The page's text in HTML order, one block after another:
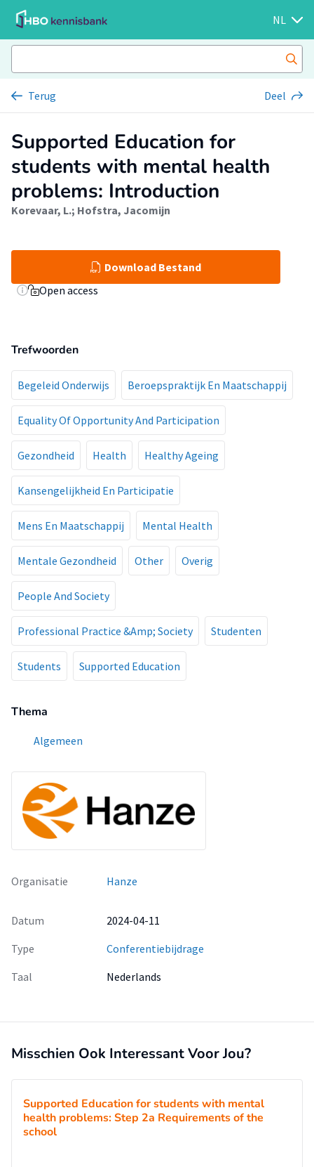
NL
Terug Deel
Supported Education for
students with mental health
problems: Introduction
Korevaar, L.; Hofstra, Jacomijn
Download Bestand
Open access
Trefwoorden
Begeleid Onderwijs Beroepspraktijk En Maatschappij
Equality Of Opportunity And Participation
Gezondheid Health Healthy Ageing
Kansengelijkheid En Participatie
Mens En Maatschappij Mental Health
Mentale Gezondheid Other Overig
People And Society
Professional Practice &Amp; Society Studenten
Students Supported Education
Thema
Algemeen
Organisatie Hanze
Datum
2024-04-11
Type
Conferentiebijdrage
Taal
Nederlands
Misschien Ook Interessant Voor Jou?
Supported Education for students with mental
health problems: Step 2a Requirements of the
school